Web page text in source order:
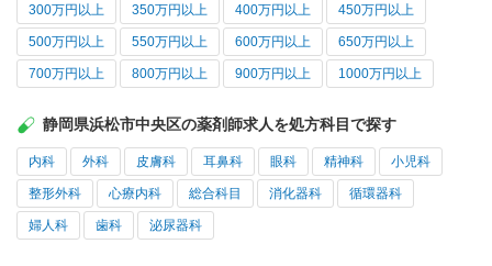
300万円以上 350万円以上 400万円以上 450万円以上
500万円以上 550万円以上 600万円以上 650万円以上
700万円以上 800万円以上 900万円以上 1000万円以上
静岡県浜松市中央区の薬剤師求人を処方科目で探す
内科 外科 皮膚科 耳鼻科 眼科 精神科 小児科
整形外科 心療内科 総合科目 消化器科 循環器科
婦人科 歯科 泌尿器科